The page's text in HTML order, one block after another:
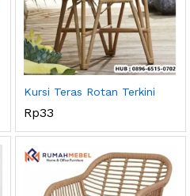
Kursi Teras Rotan Terkini
Rp33